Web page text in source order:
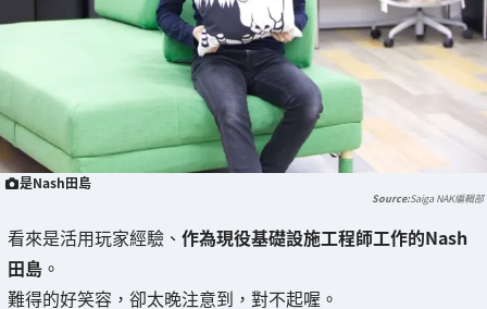
是Nash田島
Saiga NAK編輯部
看來是活用玩家經驗、 作為現役基礎設施工程師工作的Nash
田島 。
難得的好笑容，卻太晚注意到，對不起喔。